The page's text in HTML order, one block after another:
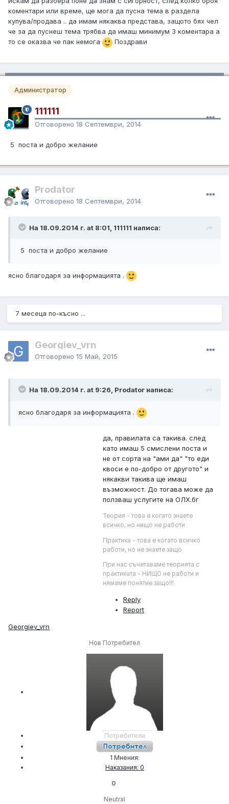
коментари или време, ще мога да пусна тема в раздела
купува/продава .. да имам някаква представа, защото бях чел
че за да пуснеш тема трябва да имаш минимум 3 коментара а
то се оказва че пак немога
Поздрави
Администратор
111111
Отговорено 18 Септември, 2014
5 поста и добро желание
Prodator
Отговорено 18 Септември, 2014
На 18.09.2014 г. at 8:01, 111111 написа:
5 поста и добро желание
ясно благодаря за информацията .
7 месеца по-късно ...
Georgiev_vrn
Отговорено 15 Май, 2015
На 18.09.2014 г. at 9:26, Prodator написа:
ясно благодаря за информацията .
да, правилата са такива. след
като имаш 5 смислени поста и
не от сорта на "ами да" "то еди
квоси е по-добро от другото" и
някакви такива ще имаш
възможност. До тогава може да
ползваш услугите на ОЛХ.бг
Теория - това е когато знаете
всичко, но нищо не работи
Практика - това е когато всичко
работи, но не знаете защо
При нас съчетаваме теорията с
практиката - НИЩО не работи и
нямаме понятие защо!!!
Reply
Report
Georgiev_vrn
Нов Потребител
Потребители
1 Мнения:
Наказания: 0
0
Neutral